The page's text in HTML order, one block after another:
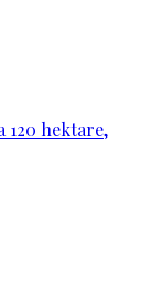
120 hektare,